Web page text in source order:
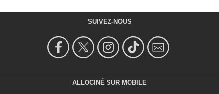
SUIVEZ-NOUS
ALLOCINÉ SUR MOBILE